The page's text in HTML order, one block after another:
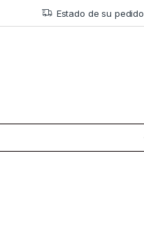
Estado de su pedido